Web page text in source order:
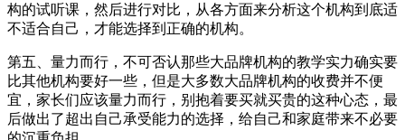
构的试听课，然后进行对比，从各方面来分析这个机构到底适
不适合自己，才能选择到正确的机构。
第五、量力而行，不可否认那些大品牌机构的教学实力确实要
比其他机构要好一些，但是大多数大品牌机构的收费并不便
宜，家长们应该量力而行，别抱着要买就买贵的这种心态，最
后做出了超出自己承受能力的选择，给自己和家庭带来不必要